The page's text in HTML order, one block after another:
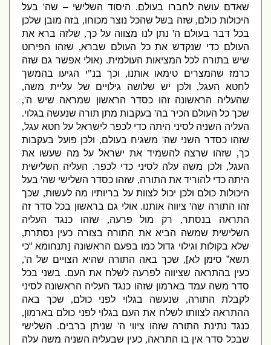
שאדם עושה לחברו בעולם.היסוד השלישי – שה'בעל
היכולות כולם,שזה בשל שהכל נוצר מכוחו,בזה מובן שלכן
בכל דבר בעולם ה 'נתן לנו מצווה על כך,שלזה ברא את
העולם כדי שנקדש את כל העולם שברא,שזהו הפירוט
שיש בתורה לכל המציאות העולמית. (אולי אפשר גם שזה
כרמז שהמצרים טימאו אותנו,וכך בנ"י הגיעו בהמשך
לחטא העגל,ולכן יש שלושה גילויים של עליית משה,
שהעליה הראשונה זהו כסדר הראשון שמראה שיש ה ',
שכך כל העולם הכיר בה'בעקבות מתן תורה שנעשה בגלוי.
העליה השניה לסיני היתה כדי לכפר לישראל על חטא עגל,
שזהו כסדר השני שה'משגיח בעולם,ולכן פועל בעקבות
כך,שזהו שרצה להשמיד את ישראל על מה שעשו את
העגל,ולכן משה עלה לסיני כדי לכפר.העליה השלישית
היתה כדי להוריד את התורה,שזהו כסדר השלישי שה'בעל
היכולות כולם ולכן יכול לצוות על בריותיו מה לעשות,שכך
זהו התורה שה'ציווה אותנו.אולי גם בראשון בכל סדר זה
התראה בנסתר,רק מול פרעה,שזהו כנגד העליה
השלישית שמשה הביא את התורה בצורה כעין נסתרת,
שלא בקולות וגילוי גדול כמו בפעם הראשונה[תנחומא “כי
תשא” סימן לא],שכך באה התורה שהיא הצויים של ה ',
כעין בהתראה שציווה לפרעה לשלח את העם.בשני בכל
סדר משה עמד בארמון שזהו כנגד העליה הראשונה לסיני
לקבלת התורה,שנעשה בגלוי לפני כולם,שכך באה
ההתראה לצוותו לשלח את העם בגלוי לפני כולם בארמון,
כנגד נתינת התורה שזהו ציווי ה 'שניתן ברבים.השלישי
שבכל סדר אין בו התראה,כעין שבעליה השניה משה עלה